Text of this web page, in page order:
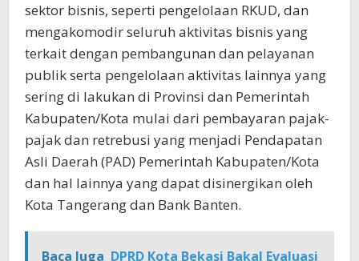
sektor bisnis, seperti pengelolaan RKUD, dan
mengakomodir seluruh aktivitas bisnis yang
terkait dengan pembangunan dan pelayanan
publik serta pengelolaan aktivitas lainnya yang
sering di lakukan di Provinsi dan Pemerintah
Kabupaten/Kota mulai dari pembayaran pajak-
pajak dan retrebusi yang menjadi Pendapatan
Asli Daerah (PAD) Pemerintah Kabupaten/Kota
dan hal lainnya yang dapat disinergikan oleh
Kota Tangerang dan Bank Banten.
Baca Juga DPRD Kota Bekasi Bakal Evaluasi